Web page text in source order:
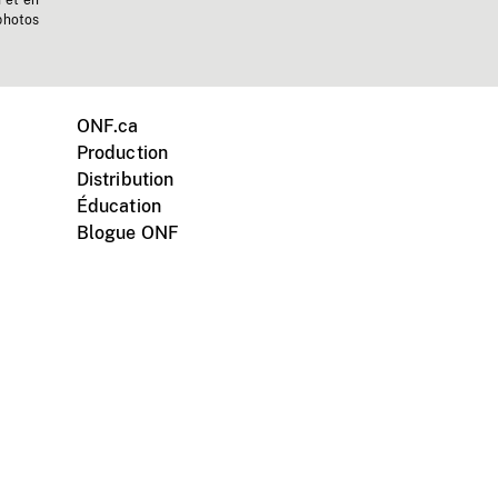
ONF.ca
Production
Distribution
Éducation
Blogue ONF